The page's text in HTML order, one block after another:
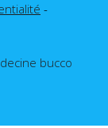
-
bucco